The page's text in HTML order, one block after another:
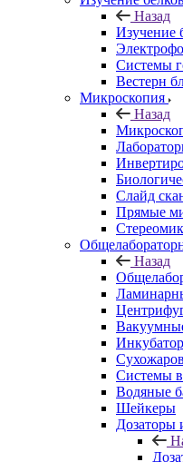
Назад
Изучение
Системы
Вестерн
Микроскопия
Назад
Слайд
Прямые
Назад
Системы
Водяные
Шейкеры
Дозаторы